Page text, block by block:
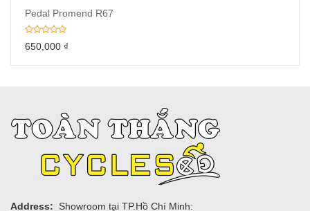
Pedal Promend R67
650,000 ₫
Address:
Showroom tại TP.Hồ Chí Minh: